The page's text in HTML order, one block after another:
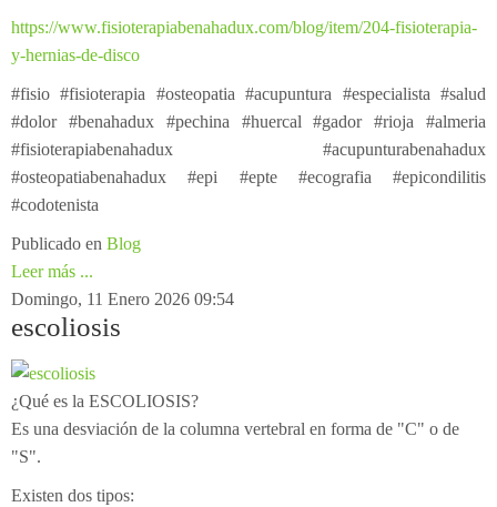
https://www.fisioterapiabenahadux.com/blog/item/204-fisioterapia-
y-hernias-de-disco
#fisio #fisioterapia #osteopatia #acupuntura #especialista #salud
#dolor #benahadux #pechina #huercal #gador #rioja #almeria
#fisioterapiabenahadux #acupunturabenahadux
#osteopatiabenahadux #epi #epte #ecografia #epicondilitis
#codotenista
Publicado en Blog
Leer más ...
Domingo, 11 Enero 2026 09:54
escoliosis
¿Qué es la ESCOLIOSIS?
Es una desviación de la columna vertebral en forma de "C" o de
"S".
Existen dos tipos: